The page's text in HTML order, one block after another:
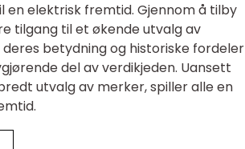
en elektrisk fremtid. Gjennom å tilby
tilgang til et økende utvalg av
betydning og historiske fordeler
del av verdikjeden. Uansett
utvalg av merker, spiller alle en